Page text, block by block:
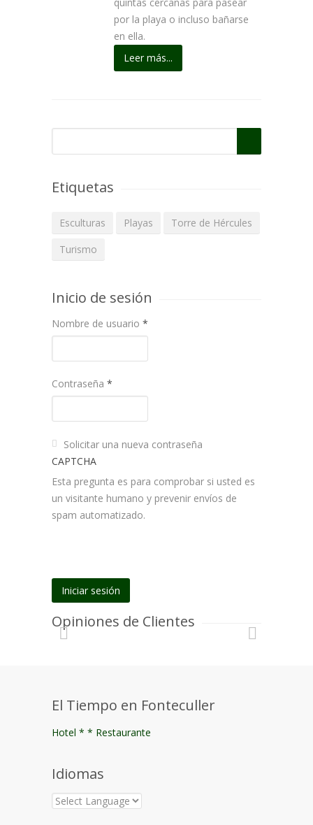
por la playa o incluso bañarse
en ella.
Leer más...
Etiquetas
Esculturas Playas
Torre de Hércules
Turismo
Inicio de sesión
Nombre de usuario *
Contraseña *
Solicitar una nueva contraseña
CAPTCHA
Esta pregunta es para comprobar si usted es
un visitante humano y prevenir envíos de
spam automatizado.
Opiniones de Clientes
El Tiempo en Fonteculler
Hotel * * Restaurante
Idiomas